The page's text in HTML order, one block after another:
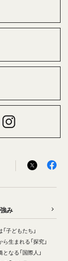
み
子どもたち」
生まれる「探究」
なる「国際人」